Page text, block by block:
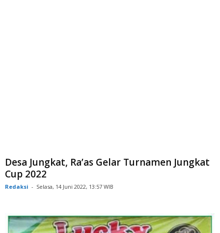
Desa Jungkat, Ra’as Gelar Turnamen Jungkat
Cup 2022
Redaksi - Selasa, 14 Juni 2022, 13:57 WIB